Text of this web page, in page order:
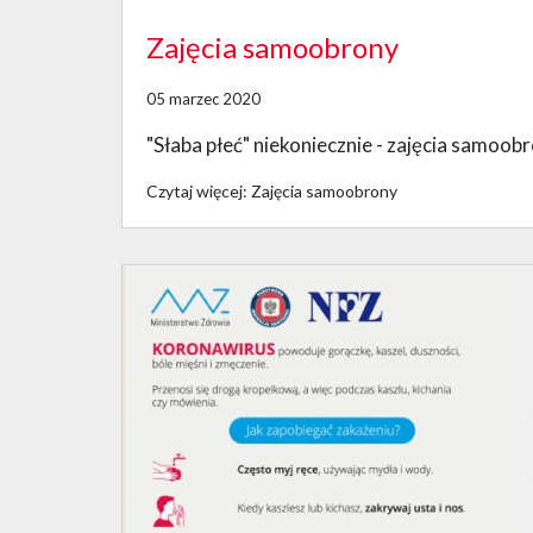
Zajęcia samoobrony
05 marzec 2020
"Słaba płeć" niekoniecznie - zajęcia
Czytaj więcej: Zajęcia samoobrony